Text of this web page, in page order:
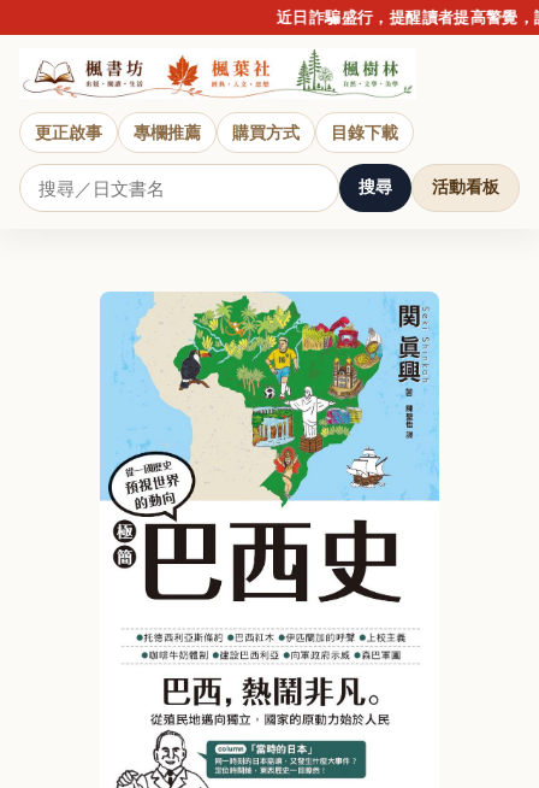
近日詐騙盛行，提醒讀者提高警覺，請
更正啟事 專欄推薦 購買方式 目錄下載
搜尋 活動看板